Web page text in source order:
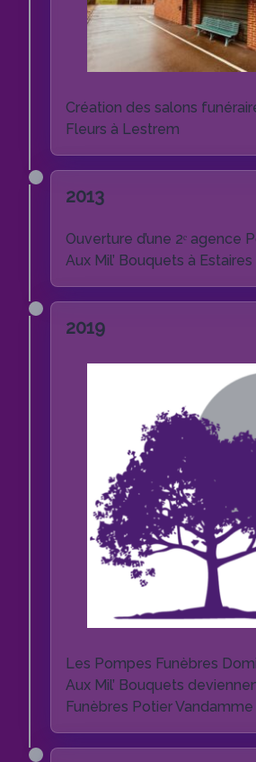
Création des salons
Fleurs à Lestrem
2013
Ouverture d’une 2ᵉ agence
Aux Mil’ Bouquets à Estaires
2019
Les Pompes Funèbres
Aux Mil’ Bouquets
Funèbres Potier